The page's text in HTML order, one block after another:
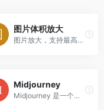
图片体积放大
图片放大，支持最高10倍放大
Midjourney
Midjourney 是一个文本到图像的AI工具，可以让你用简短的文字描述来创造新的世界、奇幻的角色和独特的图像。它是一个独立的研究实验室，探索新的媒介和扩展人类的想象力。